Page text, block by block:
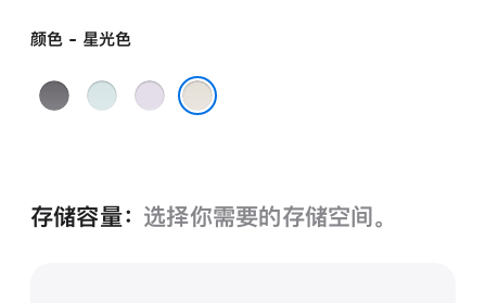
颜色 - 星光色
深
蓝
紫
存储容量： 选择你需要的存储空间。